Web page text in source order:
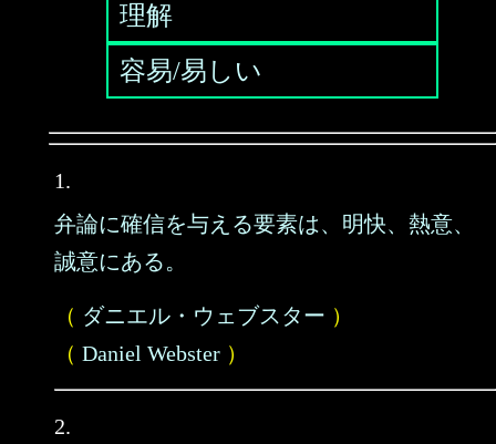
理解
容易/易しい
1.
弁論に確信を与える要素は、明快、熱意、
誠意にある。
（ ダニエル・ウェブスター ）
（ Daniel Webster ）
2.